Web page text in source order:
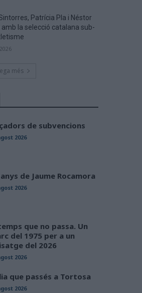
Patrícia Pla i Néstor
la selecció catalana sub-
més
de subvencions
2026
de Jaume Rocamora
2026
que no passa. Un
del 1975 per a un
del 2026
2026
que passés a Tortosa
2026